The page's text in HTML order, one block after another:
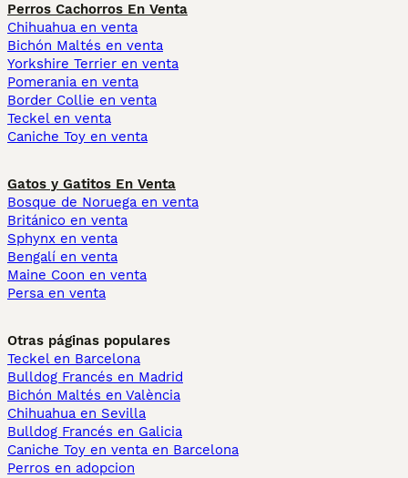
Perros Cachorros En Venta
Chihuahua en venta
Bichón Maltés en venta
Yorkshire Terrier en venta
Pomerania en venta
Border Collie en venta
Teckel en venta
Caniche Toy en venta
Gatos y Gatitos En Venta
Bosque de Noruega en venta
Británico en venta
Sphynx en venta
Bengalí en venta
Maine Coon en venta
Persa en venta
Otras páginas populares
Teckel en Barcelona
Bulldog Francés en Madrid
Bichón Maltés en València
Chihuahua en Sevilla
Bulldog Francés en Galicia
Caniche Toy en venta en Barcelona
Perros en adopcion